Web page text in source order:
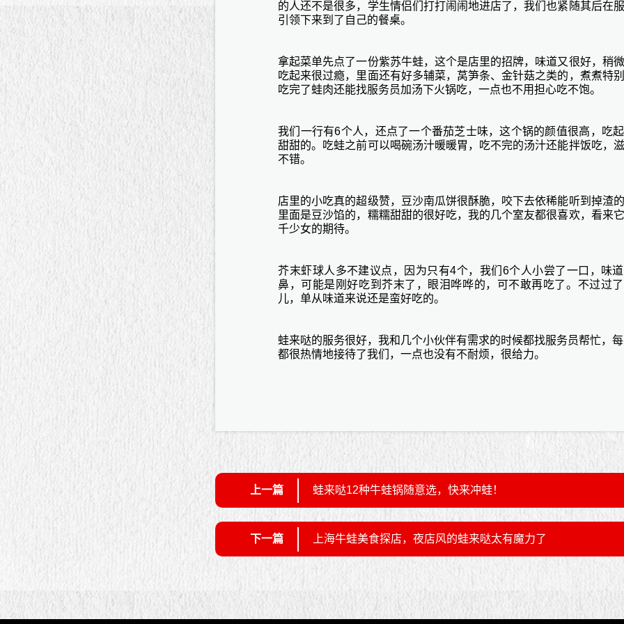
的人还不是很多，学生情侣们打打闹闹地进店了，我们也紧随其后在
引领下来到了自己的餐桌。
拿起菜单先点了一份紫苏牛蛙，这个是店里的招牌，味道又很好，稍
吃起来很过瘾，里面还有好多辅菜，莴笋条、金针菇之类的，煮煮特
吃完了蛙肉还能找服务员加汤下火锅吃，一点也不用担心吃不饱。
我们一行有6个人，还点了一个番茄芝士味，这个锅的颜值很高，吃
甜甜的。吃蛙之前可以喝碗汤汁暖暖胃，吃不完的汤汁还能拌饭吃，
不错。
店里的小吃真的超级赞，豆沙南瓜饼很酥脆，咬下去依稀能听到掉渣
里面是豆沙馅的，糯糯甜甜的很好吃，我的几个室友都很喜欢，看来
千少女的期待。
芥末虾球人多不建议点，因为只有4个，我们6个人小尝了一口，味
鼻，可能是刚好吃到芥末了，眼泪哗哗的，可不敢再吃了。不过过
儿，单从味道来说还是蛮好吃的。
蛙来哒的服务很好，我和几个小伙伴有需求的时候都找服务员帮忙，
都很热情地接待了我们，一点也没有不耐烦，很给力。
上一篇 蛙来哒12种牛蛙锅随意选，快来冲蛙！
下一篇 上海牛蛙美食探店，夜店风的蛙来哒太有魔力了